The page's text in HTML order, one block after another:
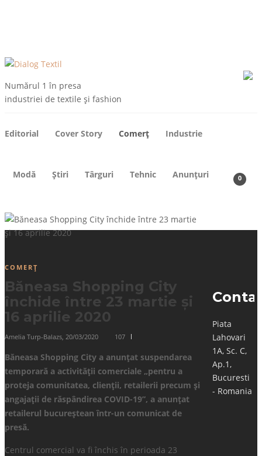
Numărul 1 în presa
industriei de textile și fashion
Editorial Cover Story Comerț Industrie
Modă Știri Târguri Tehnic Anunțuri 0
COMERȚ
Băneasa Shopping City
închide între 23 martie și
16 aprilie 2020
Amelia Turp-Balazs, 20/03/2020 107
Băneasa Shopping City a anunțat suspendarea
temporară a activității comerciale „pentru a
proteja comunitatea, clienții, retailerii precum și
angajații de răspândirea COVID-19”, a anunțat
retailerul bucureștean într-un comunicat de
presă.
Centrul comercial va fi închis în perioada 23
Piata
Lahovari
1A, Sc. C,
Ap.1,
Bucuresti
- Romania